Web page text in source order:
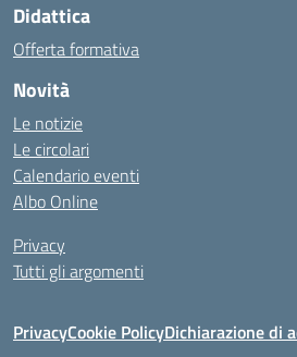
Didattica
Offerta formativa
Novità
Le notizie
Le circolari
Calendario eventi
Albo Online
Privacy
Tutti gli argomenti
PrivacyCookie PolicyDichiarazione di